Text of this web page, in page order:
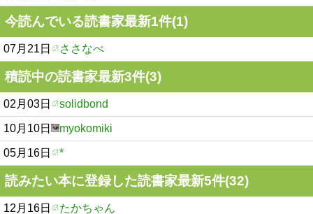
今読んでいる読書家最新1件(1)
07月21日 ささなべ
積読中の読書家最新3件(3)
02月03日 solidbond
10月10日 myokomiki
05月16日 *
読みたい本に登録した読書家最新5件(32)
12月16日 たかちゃん